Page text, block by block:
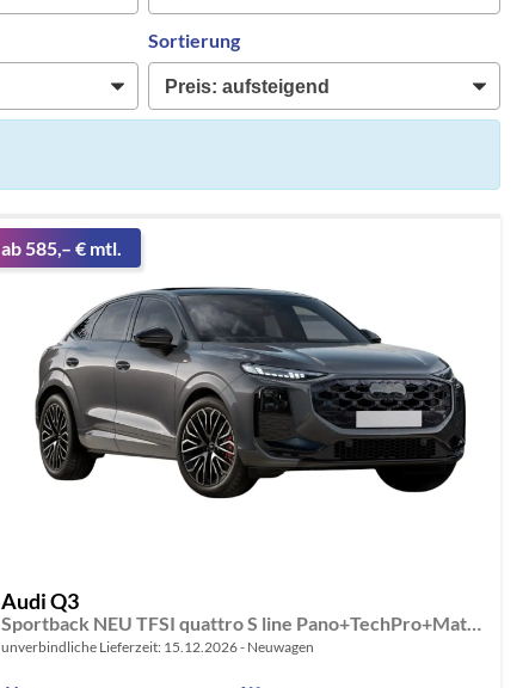
Sortierung
ab 585,– € mtl.
Audi Q3
Sportback NEU TFSI quattro S line Pano+TechPro+Matrix+AHK+HUD+Alu20+KlimaPlus+DCC+SONOS
unverbindliche Lieferzeit: 15.12.2026 Neuwagen